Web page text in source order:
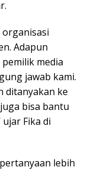
organisasi
Adapun
media
jawab kami.
ditanyakan ke
bisa bantu
Fika di
lebih